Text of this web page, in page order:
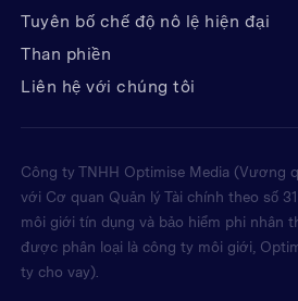
Tuyên bố chế độ nô lệ hiện đại
Than phiền
Liên hệ với chúng tôi
Công ty TNHH Optimise Media (Vương
với Cơ quan Quản lý Tài chính theo số
môi giới tín dụng và bảo hiểm phi nhân
được phân loại là công ty môi giới,
ty cho vay).